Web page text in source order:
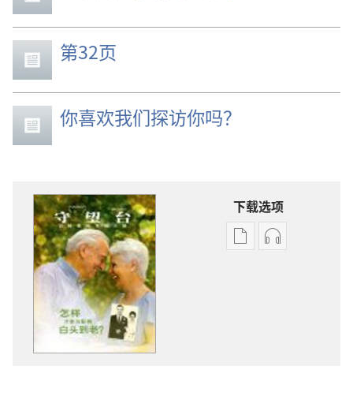
第32页
你喜欢我们探访你吗？
下载选项
出
音